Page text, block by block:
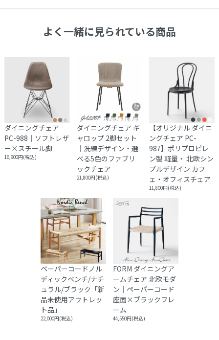
大型商品につきまして、商品詳細に記載しております。
通常配送とは異なり、お届けに１週間から１０日間かかる場合
がございます。
※大型商品の配送は時間指定をお受けしておりません。
集合住宅の場合、１階エントランス、戸建ての場合は玄関口で
お渡しとなります。
初期不良や破損・汚損があった場合は、商品到着から１週間以
内に画像を添えてご連絡ください。
よく一緒に見られている商品
ダイニングチェア
PC-988｜ソフトレザ
ー×スチール脚
16,900円(税込)
ダイニングチェア ギ
ャロップ 2脚セット
｜洗練デザイン・選
べる5色のファブリ
ックチェア
21,800円(税込)
【オリジナル ダイニ
ングチェア PC-
987】ポリプロピレ
ン製 軽量・ 北欧シン
プルデザイン カフ
ェ・オフィスチェア
11,800円(税込)
ペーパーコードノル
ディックベンチ/ナチ
ュラル/ブラック「新
品未使用アウトレッ
ト品」
22,000円(税込)
FORM ダイニングア
ームチェア 北欧モダ
ン｜ペーパーコード
座面×ブラックフレ
ーム
44,550円(税込)